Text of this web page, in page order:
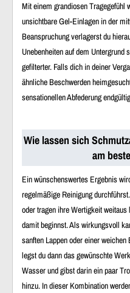
Mit einem grandiosen Tragegefühl
unsichtbare Gel-Einlagen in der
Beanspruchung verlagerst du
Unebenheiten auf dem
gefilterter. Falls dich in deiner
ähnliche Beschwerden
sensationellen Abfederung
Wie lassen sich
am
Ein wünschenswertes Ergebnis
regelmäßige Reinigung
oder tragen ihre Wertigkeit
damit beginnst. Als wirkungsvoll
sanften Lappen oder einer
legst du dann das gewünschte
Wasser und gibst darin ein paar
hinzu. In dieser Kombination